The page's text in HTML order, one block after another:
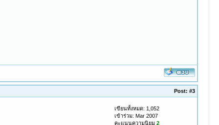
Post:#3
เขียนทั้งหมด: 1,052
เข้าร่วม: Mar 2007
คะแนนความนิยม2